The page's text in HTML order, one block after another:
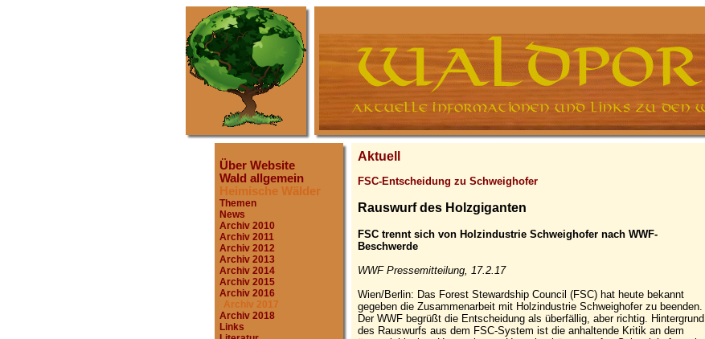
Über Website
Wald allgemein
Heimische Wälder
Themen
News
Archiv 2010
Archiv 2011
Archiv 2012
Archiv 2013
Archiv 2014
Archiv 2015
Archiv 2016
Archiv 2017
Archiv 2018
Links
Aktuell
FSC-Entscheidung zu Schweighofer
Rauswurf des Holzgiganten
FSC trennt sich von Holzindustrie Schweighofer nach WWF-
Beschwerde
WWF Pressemitteilung, 17.2.17
Wien/Berlin: Das Forest Stewardship Council (FSC) hat heute bekannt
gegeben die Zusammenarbeit mit Holzindustrie Schweighofer zu beenden.
Der WWF begrüßt die Entscheidung als überfällig, aber richtig. Hintergrund
des Rauswurfs aus dem FSC-System ist die anhaltende Kritik an dem